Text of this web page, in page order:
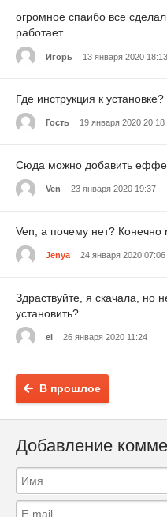
огромное спаибо все
работает
Игорь 13 января 2020 18:13
Где инструкция к установке?
Гость 19 января 2020 20:18
Сюда можно добавить
Ven 23 января 2020 19:37
Ven, а почему нет? Конечно
Jenya 24 января 2020 07:06
Здраствуйте, я скачала, но
установить?
el 26 января 2020 11:24
В прошлое
Добавление